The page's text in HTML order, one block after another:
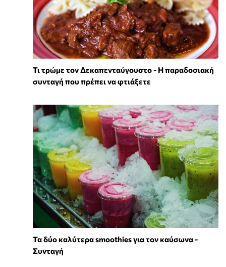
Τι τρώμε τον Δεκαπενταύγουστο - Η παραδοσιακή
συνταγή που πρέπει να φτιάξετε
Τα δύο καλύτερα smoothies για τον καύσωνα -
Συνταγή